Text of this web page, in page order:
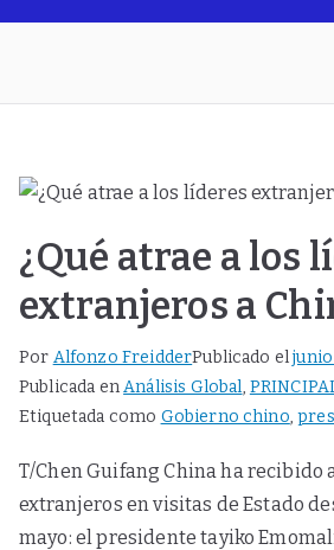
¿Qué atrae a los
extranjeros a
Por Alfonzo FreidderPublicado eljunio
Publicada enAnálisis Global,
Etiquetada como Gobierno chino,
T/Chen Guifang China ha recibido
extranjeros en visitas de Estado
mayo: el presidente tayiko